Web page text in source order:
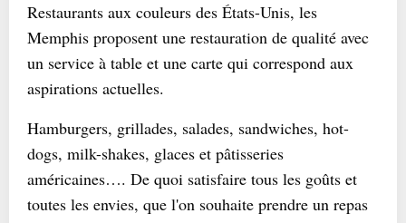
Restaurants aux couleurs des États-Unis, les
Memphis proposent une restauration de qualité avec
un service à table et une carte qui correspond aux
aspirations actuelles.
Hamburgers, grillades, salades, sandwiches, hot-
dogs, milk-shakes, glaces et pâtisseries
américaines…. De quoi satisfaire tous les goûts et
toutes les envies, que l'on souhaite prendre un repas